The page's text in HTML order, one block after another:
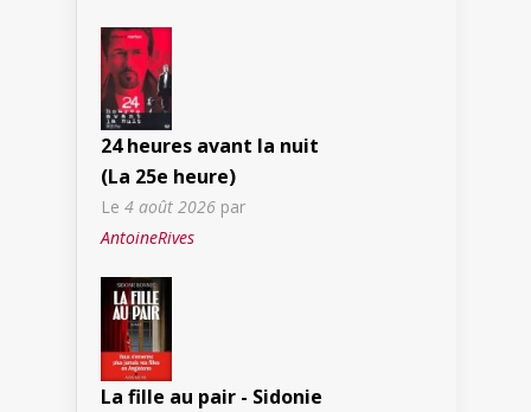
24 heures avant la nuit
(La 25e heure)
Le 4 août 2026 par
AntoineRives
La fille au pair - Sidonie